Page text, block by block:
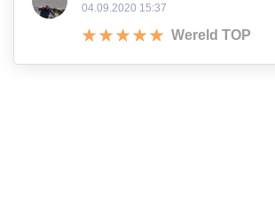
04.09.2020 15:37
Wereld TOP